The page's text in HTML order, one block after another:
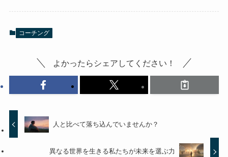
コーチング
よかったらシェアしてください！
人と比べて落ち込んでいませんか？
異なる世界を生きる私たちが未来を選ぶ力